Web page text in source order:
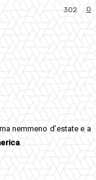
0
302
nemmeno d’estate e a